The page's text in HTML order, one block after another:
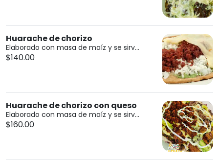
Huarache de chorizo
Elaborado con masa de maíz y se sirv...
$140.00
Huarache de chorizo con queso
Elaborado con masa de maíz y se sirv...
$160.00